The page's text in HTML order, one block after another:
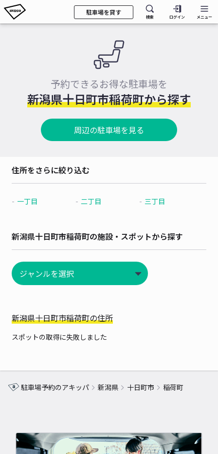
駐車場を貸す
検索 ログイン メニュー
予約できるお得な駐車場を
新潟県十日町市稲荷町から探す
周辺の駐車場を見る
住所をさらに絞り込む
一丁目 二丁目 三丁目
新潟県十日町市稲荷町の施設・スポットから探す
新潟県十日町市稲荷町の住所
スポットの取得に失敗しました
駐車場予約のアキッパ 新潟県 十日町市 稲荷町